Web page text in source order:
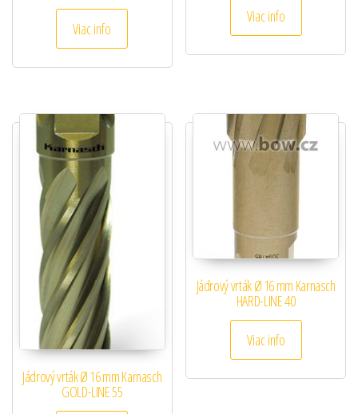
Viac info
Viac info
Jádrový vrták Ø 16 mm Karnasch
GOLD-LINE 55
Jádrový vrták Ø 16 mm Karnasch
HARD-LINE 40
Viac info